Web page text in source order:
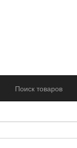
Поиск товаров